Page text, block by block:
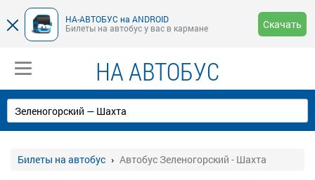
НА-АВТОБУС на ANDROID
Билеты на автобус у вас в кармане
Скачать
НА АВТОБУС
Билеты на автобус Автобус Зеленогорский - Шахта